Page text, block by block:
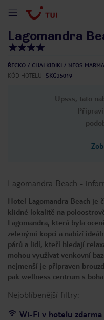
Lagomandra
ŘECKO CHALKIDIKI
NEOS
KÓD HOTELU
SKG35019
Upsss, tato
Lagomandra Beach -
Hotel Lagomandra Beach
klidné lokalitě na
Lagomandra, která byla
zelenými kopci a nabízí
párů a lidí, kteří hledají
mohou využívat venkovní
nejmenší je připraven
pak wellness centrum s
Nejoblíbenější filtry:
Wi-Fi v hotelu zdarma